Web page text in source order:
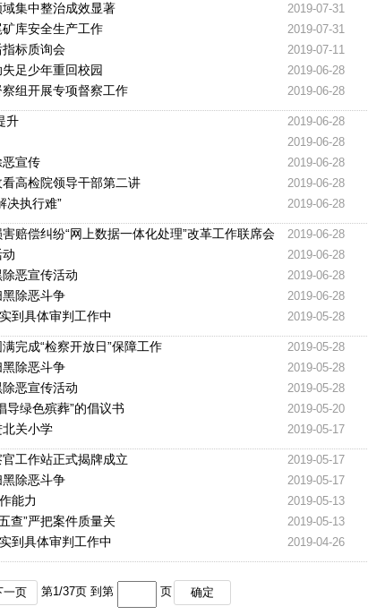
集中整治成效显著 2019-07-31
库安全生产工作 2019-07-31
标质询会 2019-07-11
足少年重回校园 2019-06-28
组开展专项督察工作 2019-06-28
升 2019-06-28
2019-06-28
恶宣传 2019-06-28
高检院领导干部第二讲 2019-06-28
决执行难” 2019-06-28
赔偿纠纷“网上数据一体化处理”改革工作联席会 2019-06-28
2019-06-28
恶宣传活动 2019-06-28
除恶斗争 2019-06-28
到具体审判工作中 2019-05-28
完成“检察开放日”保障工作 2019-05-28
除恶斗争 2019-05-28
恶宣传活动 2019-05-28
导绿色殡葬”的倡议书 2019-05-20
关小学 2019-05-17
工作站正式揭牌成立 2019-05-17
除恶斗争 2019-05-17
能力 2019-05-13
查”严把案件质量关 2019-05-13
到具体审判工作中 2019-04-26
一页 第1/37页 到第 页 确定